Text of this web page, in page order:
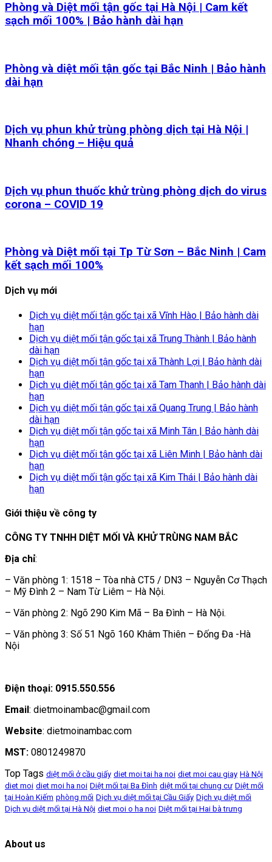
Phòng và Diệt mối tận gốc tại Hà Nội | Cam kết
sạch mối 100% | Bảo hành dài hạn
Phòng và diệt mối tận gốc tại Bắc Ninh | Bảo hành
dài hạn
Dịch vụ phun khử trùng phòng dịch tại Hà Nội |
Nhanh chóng – Hiệu quả
Dịch vụ phun thuốc khử trùng phòng dịch do virus
corona – COVID 19
Phòng và Diệt mối tại Tp Từ Sơn – Bắc Ninh | Cam
kết sạch mối 100%
Dịch vụ mới
Dịch vụ diệt mối tận gốc tại xã Vĩnh Hào | Bảo hành dài
hạn
Dịch vụ diệt mối tận gốc tại xã Trung Thành | Bảo hành
dài hạn
Dịch vụ diệt mối tận gốc tại xã Thành Lợi | Bảo hành dài
hạn
Dịch vụ diệt mối tận gốc tại xã Tam Thanh | Bảo hành dài
hạn
Dịch vụ diệt mối tận gốc tại xã Quang Trung | Bảo hành
dài hạn
Dịch vụ diệt mối tận gốc tại xã Minh Tân | Bảo hành dài
hạn
Dịch vụ diệt mối tận gốc tại xã Liên Minh | Bảo hành dài
hạn
Dịch vụ diệt mối tận gốc tại xã Kim Thái | Bảo hành dài
hạn
Giới thiệu về công ty
CÔNG TY TNHH DIỆT MỐI VÀ KHỬ TRÙNG NAM BẮC
Địa chỉ:
– Văn phòng 1: 1518 – Tòa nhà CT5 / DN3 – Nguyễn Cơ Thạch
– Mỹ Đình 2 – Nam Từ Liêm – Hà Nội.
– Văn phòng 2: Ngõ 290 Kim Mã – Ba Đình – Hà Nội.
– Văn phòng 3: Số 51 Ngõ 160 Khâm Thiên – Đống Đa -Hà
Nội
Điện thoại: 0915.550.556
Email : dietmoinambac@gmail.com
Website: dietmoinambac.com
MST: 0801249870
Top Tags diệt mối ở cầu giấy diet moi tai ha noi diet moi cau giay Hà Nội
diet moi diet moi ha noi Diệt mối tại Ba Đình diệt mối tại chung cư Diệt mối
tại Hoàn Kiếm phòng mối Dịch vụ diệt mối tại Cầu Giấy Dịch vụ diệt mối
Dịch vụ diệt mối tại Hà Nội diet moi o ha noi Diệt mối tại Hai bà trưng
About us